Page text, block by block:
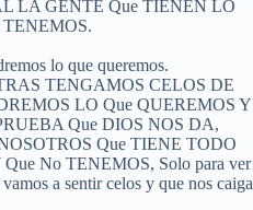
LA GENTE Que TIENEN LO
lo que queremos.
TENGAMOS CELOS DE
LO Que QUEREMOS Y
Que DIOS NOS DA,
Que TIENE TODO
No TENEMOS, Solo para ver
a sentir celos y que nos caiga